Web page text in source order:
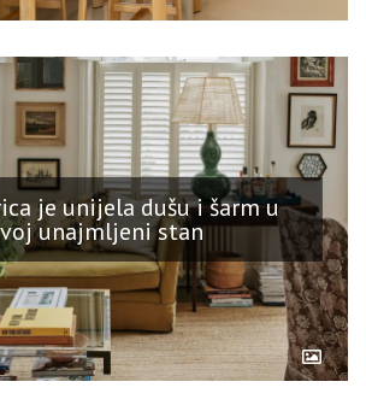
je unijela dušu i šarm u
unajmljeni stan